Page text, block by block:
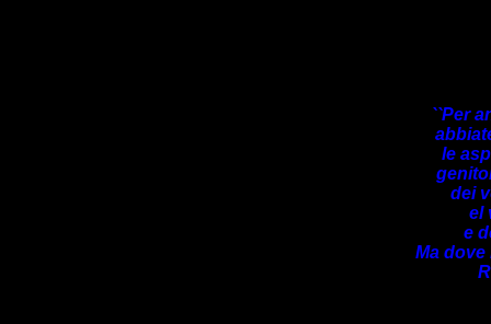
``Per
le
dei
el
e
Ma dove